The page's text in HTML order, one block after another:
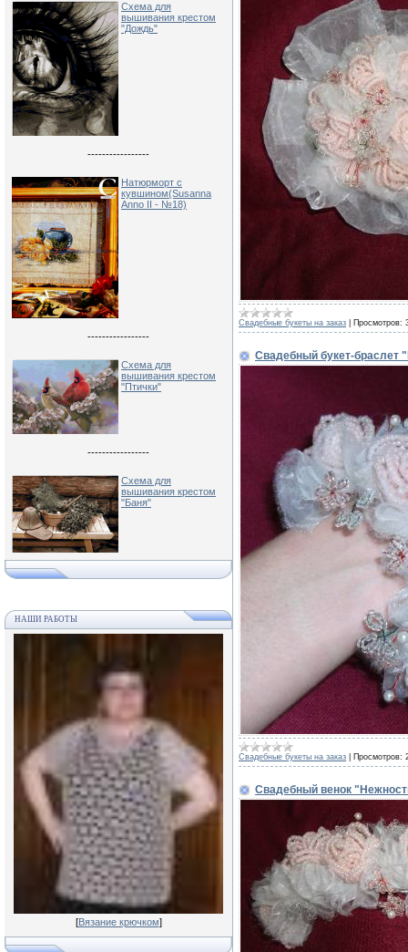
Схема для
вышивания крестом
"Дождь"
-----------------
Натюрморт с
кувшином(Susanna
Anno II - №18)
-----------------
Схема для
вышивания крестом
"Птички"
-----------------
Схема для
вышивания крестом
"Баня"
НАШИ РАБОТЫ
[Вязание крючком]
Свадебные букеты на заказ Просмотров:
Свадебный букет-браслет
Свадебные букеты на заказ Просмотров:
Свадебный венок